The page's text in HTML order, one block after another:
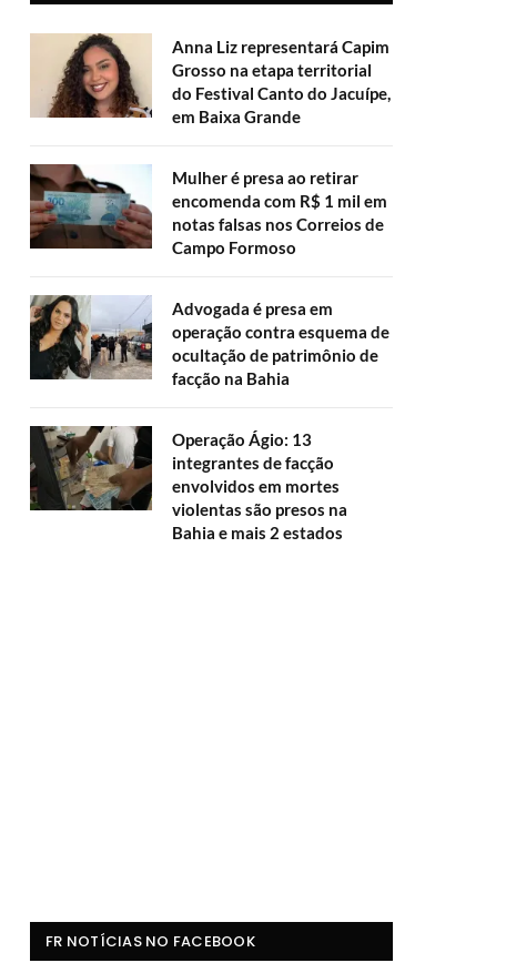
Anna Liz representará Capim
Grosso na etapa territorial
do Festival Canto do Jacuípe,
em Baixa Grande
Mulher é presa ao retirar
encomenda com R$ 1 mil em
notas falsas nos Correios de
Campo Formoso
Advogada é presa em
operação contra esquema de
ocultação de patrimônio de
facção na Bahia
Operação Ágio: 13
integrantes de facção
envolvidos em mortes
violentas são presos na
Bahia e mais 2 estados
FR NOTÍCIAS NO FACEBOOK